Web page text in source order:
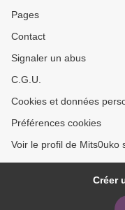
Pages
Contact
Signaler un abus
C.G.U.
Cookies et données
Préférences cookies
Voir le profil de Mits0uko
Créer